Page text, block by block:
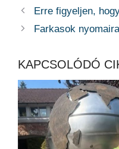
Erre figyeljen,
Farkasok
KAPCSOLÓDÓ